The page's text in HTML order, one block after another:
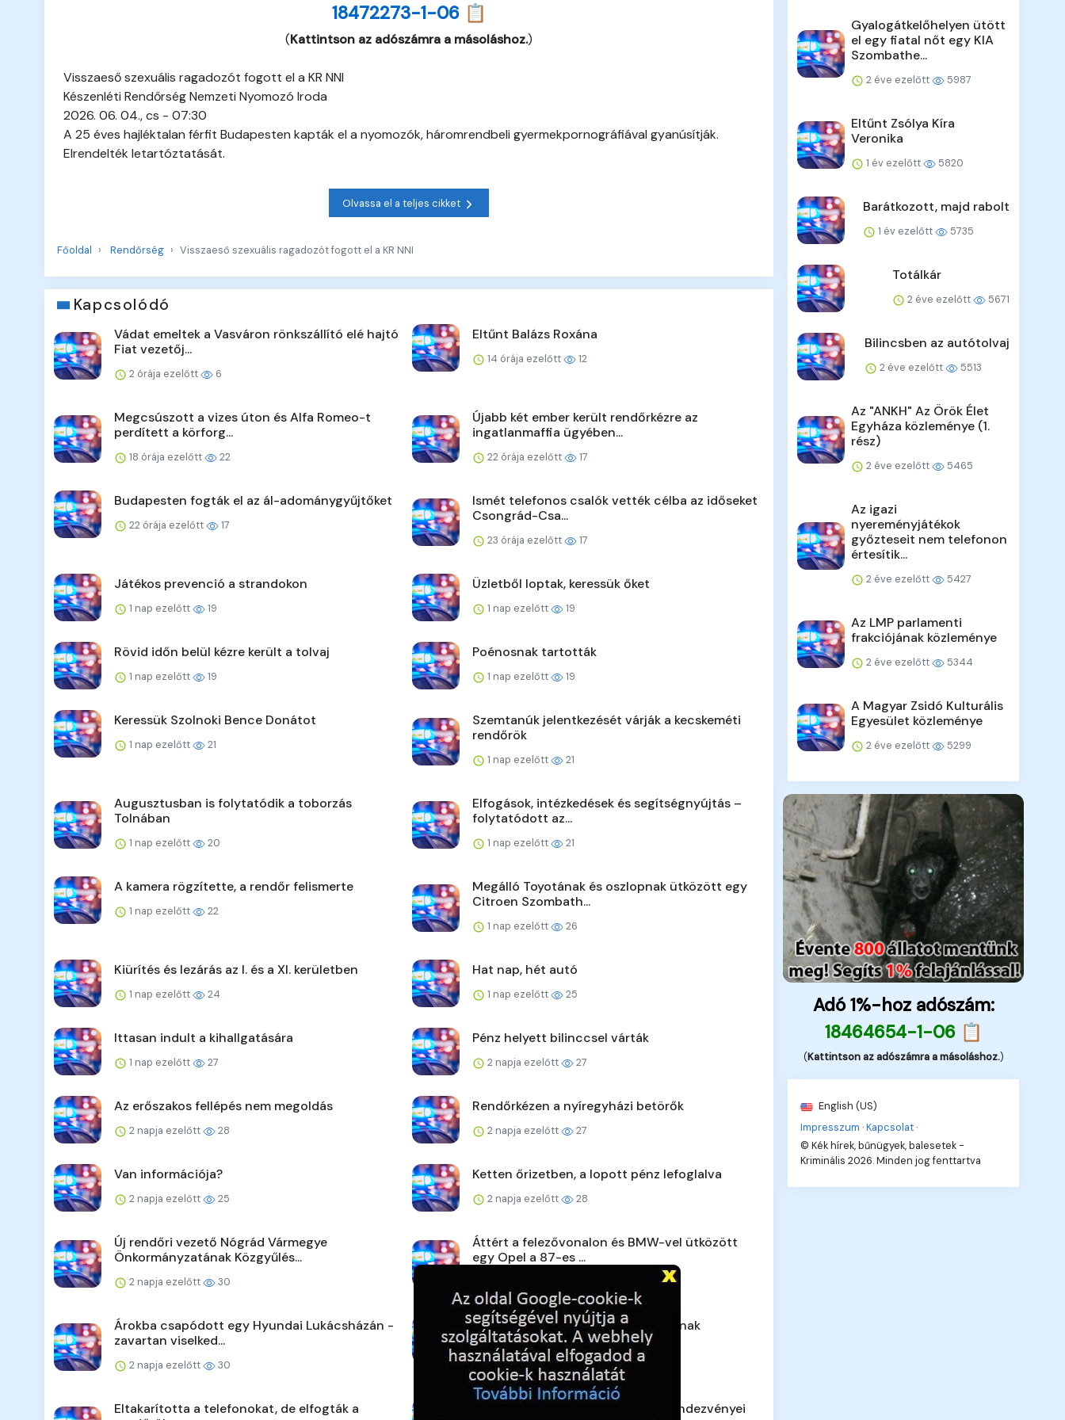
18472273-1-06 📋
(Kattintson az adószámra a másoláshoz.)
Visszaeső szexuális ragadozót fogott el a KR NNI
Készenléti Rendőrség Nemzeti Nyomozó Iroda
2026. 06. 04., cs - 07:30
A 25 éves hajléktalan férfit Budapesten kapták el a nyomozók, háromrendbeli gyermekpornográfiával gyanúsítják.
Elrendelték letartóztatását.
Olvassa el a teljes cikket
Főoldal Rendőrség Visszaeső szexuális ragadozót fogott el a KR NNI
Kapcsolódó
Vádat emeltek a Vasváron rönkszállító elé hajtó
Fiat vezetőj...
2 órája ezelőtt 6
Eltűnt Balázs Roxána
14 órája ezelőtt 12
Megcsúszott a vizes úton és Alfa Romeo-t
perdített a körforg...
18 órája ezelőtt 22
Újabb két ember került rendőrkézre az
ingatlanmaffia ügyében...
22 órája ezelőtt 17
Budapesten fogták el az ál-adománygyűjtőket
22 órája ezelőtt 17
Ismét telefonos csalók vették célba az időseket
Csongrád-Csa...
23 órája ezelőtt 17
Játékos prevenció a strandokon
1 nap ezelőtt 19
Üzletből loptak, keressük őket
1 nap ezelőtt 19
Rövid időn belül kézre került a tolvaj
1 nap ezelőtt 19
Poénosnak tartották
1 nap ezelőtt 19
Keressük Szolnoki Bence Donátot
1 nap ezelőtt 21
Szemtanúk jelentkezését várják a kecskeméti
rendőrök
1 nap ezelőtt 21
Augusztusban is folytatódik a toborzás
Tolnában
1 nap ezelőtt 20
Elfogások, intézkedések és segítségnyújtás –
folytatódott az...
1 nap ezelőtt 21
A kamera rögzítette, a rendőr felismerte
1 nap ezelőtt 22
Megálló Toyotának és oszlopnak ütközött egy
Citroen Szombath...
1 nap ezelőtt 26
Kiürítés és lezárás az I. és a XI. kerületben
1 nap ezelőtt 24
Hat nap, hét autó
1 nap ezelőtt 25
Ittasan indult a kihallgatására
1 nap ezelőtt 27
Pénz helyett bilinccsel várták
2 napja ezelőtt 27
Az erőszakos fellépés nem megoldás
2 napja ezelőtt 28
Rendőrkézen a nyíregyházi betörők
2 napja ezelőtt 27
Van információja?
2 napja ezelőtt 25
Ketten őrizetben, a lopott pénz lefoglalva
2 napja ezelőtt 28
Új rendőri vezető Nógrád Vármegye
Önkormányzatának Közgyűlés...
2 napja ezelőtt 30
Áttért a felezővonalon és BMW-vel ütközött
egy Opel a 87-es ...
Árokba csapódott egy Hyundai Lukácsházán -
zavartan viselked...
2 napja ezelőtt 30
A rendőrök ott segítenek, ahol tudnak
2 napja ezelőtt 32
Eltakarította a telefonokat, de elfogták a
Veszprém vármegye augusztusi rendezvényei
Gyalogátkelőhelyen ütött
el egy fiatal nőt egy KIA
Szombathe...
2 éve ezelőtt 5987
Eltűnt Zsólya Kíra
Veronika
1 év ezelőtt 5820
Barátkozott, majd rabolt
1 év ezelőtt 5735
Totálkár
2 éve ezelőtt 5671
Bilincsben az autótolvaj
2 éve ezelőtt 5513
Az "ANKH" Az Örök Élet
Egyháza közleménye (1.
rész)
2 éve ezelőtt 5465
Az igazi
nyereményjátékok
győzteseit nem telefonon
értesítik...
2 éve ezelőtt 5427
Az LMP parlamenti
frakciójának közleménye
2 éve ezelőtt 5344
A Magyar Zsidó Kulturális
Egyesület közleménye
2 éve ezelőtt 5299
Adó 1%-hoz adószám:
18464654-1-06 📋
(Kattintson az adószámra a másoláshoz.)
English (US)
Impresszum ·Kapcsolat ·
© Kék hírek, bűnügyek, balesetek -
Kriminális 2026. Minden jog fenttartva